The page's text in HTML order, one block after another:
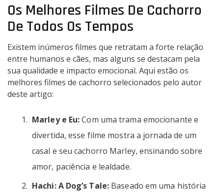
Os Melhores Filmes De Cachorro
De Todos Os Tempos
Existem inúmeros filmes que retratam a forte relação
entre humanos e cães, mas alguns se destacam pela
sua qualidade e impacto emocional. Aqui estão os
melhores filmes de cachorro selecionados pelo autor
deste artigo:
Marley e Eu:Com uma trama emocionante e
divertida, esse filme mostra a jornada de um
casal e seu cachorro Marley, ensinando sobre
amor, paciência e lealdade.
Hachi: A Dog’s Tale: Baseado em uma história